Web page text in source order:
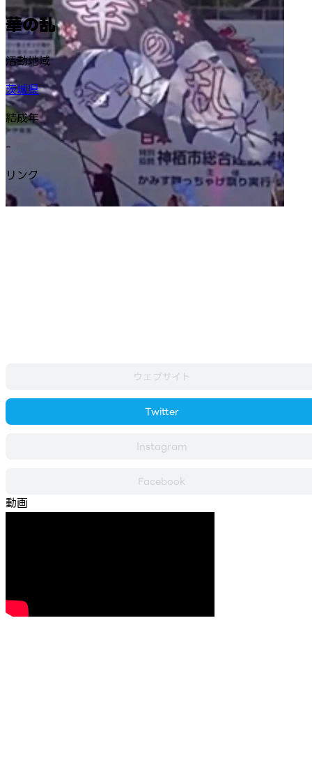
華の乱
活動地域
茨城県
結成年
-
リンク
ウェブサイト
Twitter
Instagram
Facebook
動画